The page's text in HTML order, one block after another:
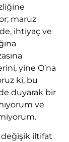
maruz
ihtiyaç ve
yine O’na
ki, bu
duyarak bir
ve
değişik iltifat